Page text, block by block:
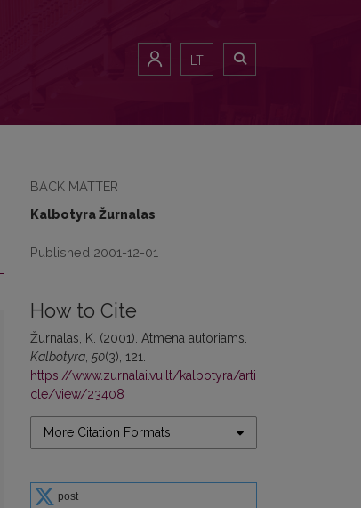
LT
BACK MATTER
Kalbotyra Žurnalas
Published 2001-12-01
How to Cite
Žurnalas, K. (2001). Atmena autoriams.
Kalbotyra 50(3), 121.
https://www.zurnalai.vu.lt/kalbotyra/arti
cle/view/23408
More Citation Formats
post